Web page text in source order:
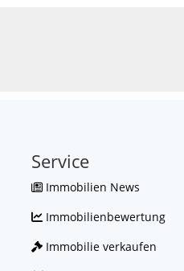
Service
Immobilien News
Immobilienbewertung
Immobilie verkaufen